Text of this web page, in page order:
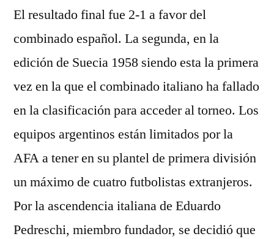
El resultado final fue 2-1 a favor del
combinado español. La segunda, en la
edición de Suecia 1958 siendo esta la primera
vez en la que el combinado italiano ha fallado
en la clasificación para acceder al torneo. Los
equipos argentinos están limitados por la
AFA a tener en su plantel de primera división
un máximo de cuatro futbolistas extranjeros.
Por la ascendencia italiana de Eduardo
Pedreschi, miembro fundador, se decidió que